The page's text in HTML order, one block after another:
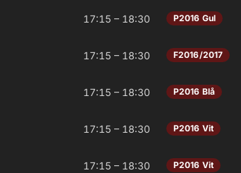
17:15 – 18:30 P2016 Gul
17:15 – 18:30 F2016/2017
17:15 – 18:30 P2016 Blå
17:15 – 18:30 P2016 Vit
17:15 – 18:30 P2016 Vit